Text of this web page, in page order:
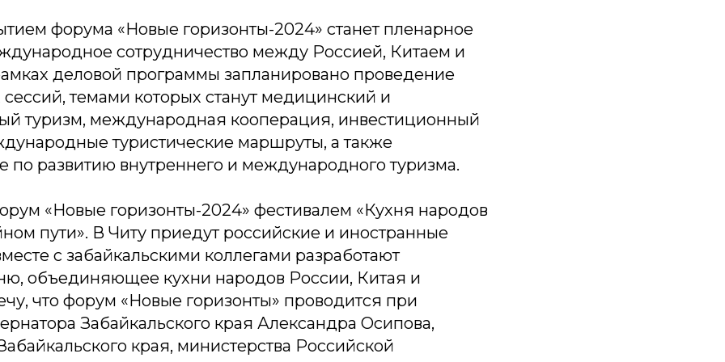
форума «Новые горизонты-2024» станет пленарное
сотрудничество между Россией, Китаем и
деловой программы запланировано проведение
сессий, темами которых станут медицинский и
туризм, международная кооперация, инвестиционный
туристические маршруты, а также
по развитию внутреннего и международного туризма.
«Новые горизонты-2024» фестивалем «Кухня народов
пути». В Читу приедут российские и иностранные
с забайкальскими коллегами разработают
объединяющее кухни народов России, Китая и
что форум «Новые горизонты» проводится при
Забайкальского края Александра Осипова,
края, министерства Российской